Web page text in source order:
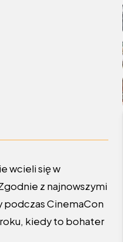
wcieli się w
z najnowszymi
podczas CinemaCon
kiedy to bohater